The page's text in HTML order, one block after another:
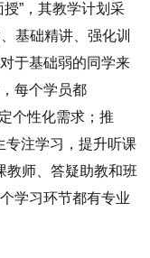
授”，其教学计划采
基础精讲、强化训
于基础弱的同学来
每个学员都
个性化需求；推
专注学习，提升听课
教师、答疑助教和班
学习环节都有专业